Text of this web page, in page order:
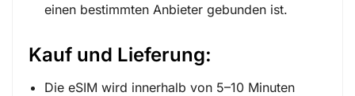
einen bestimmten Anbieter gebunden ist.
Kauf und Lieferung:
Die eSIM wird innerhalb von 5–10 Minuten